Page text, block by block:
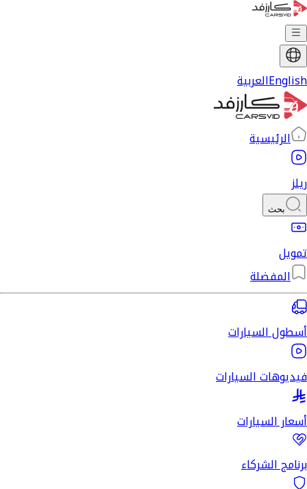
Englishالعربية
الرئيسية
ريلز
بحث
تمويل
المفضلة
أسطول السيارات
فيديوهات السيارات
أسعار السيارات
برنامج الشركاء